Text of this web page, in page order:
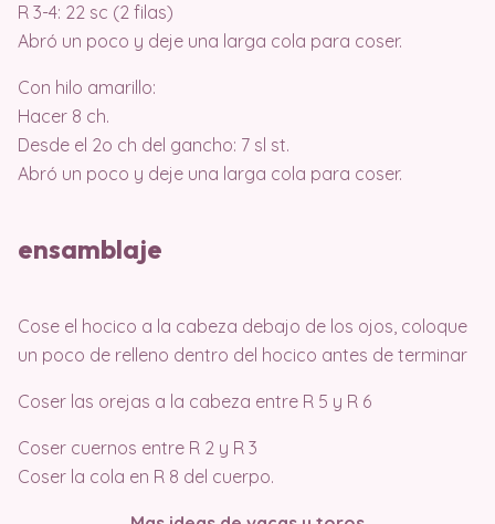
R 3-4: 22 sc (2 filas)
Abró un poco y deje una larga cola para coser.
Con hilo amarillo:
Hacer 8 ch.
Desde el 2o ch del gancho: 7 sl st.
Abró un poco y deje una larga cola para coser.
ensamblaje
Cose el hocico a la cabeza debajo de los ojos, coloque
un poco de relleno dentro del hocico antes de terminar
Coser las orejas a la cabeza entre R 5 y R 6
Coser cuernos entre R 2 y R 3
Coser la cola en R 8 del cuerpo.